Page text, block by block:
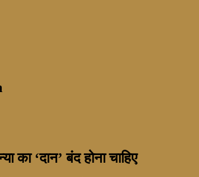
का ‘दान’ बंद होना चाहिए